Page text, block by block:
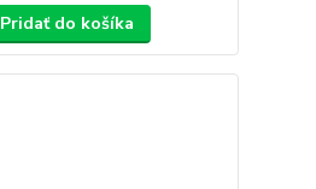
Pridať do košíka